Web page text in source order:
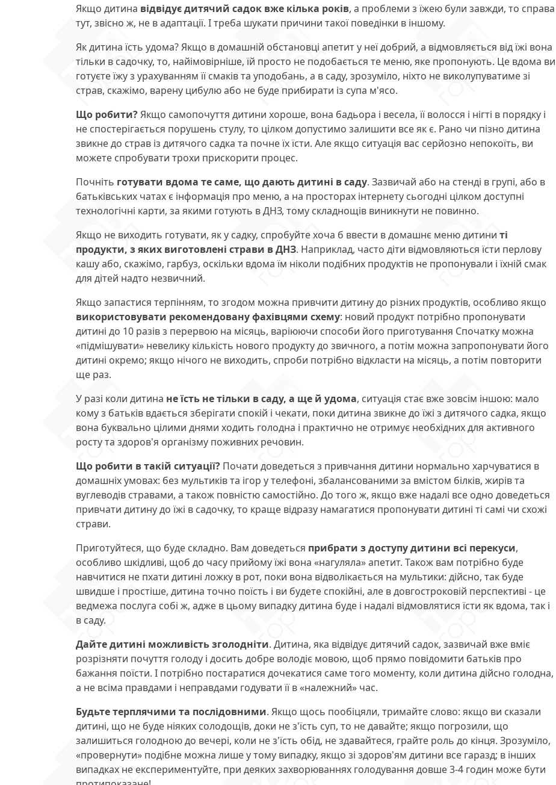
Якщо дитина відвідує дитячий садок вже кілька років, а проблеми з їжею були завжди, то справа
тут, звісно ж, не в адаптації. І треба шукати причини такої поведінки в іншому.
Як дитина їсть удома? Якщо в домашній обстановці апетит у неї добрий, а відмовляється від їжі вона
тільки в садочку, то, найімовірніше, їй просто не подобається те меню, яке пропонують. Це вдома ви
готуєте їжу з урахуванням її смаків та уподобань, а в саду, зрозуміло, ніхто не виколупуватиме зі
страв, скажімо, варену цибулю або не буде прибирати із супа м'ясо.
Що робити?Якщо самопочуття дитини хороше, вона бадьора і весела, її волосся і нігті в порядку і
не спостерігається порушень стулу, то цілком допустимо залишити все як є. Рано чи пізно дитина
звикне до страв із дитячого садка та почне їх їсти. Але якщо ситуація вас серйозно непокоїть, ви
можете спробувати трохи прискорити процес.
Почніть готувати вдома те саме, що дають дитині в саду. Зазвичай або на стенді в групі, або в
батьківських чатах є інформація про меню, а на просторах інтернету сьогодні цілком доступні
технологічні карти, за якими готують в ДНЗ, тому складнощів виникнути не повинно.
Якщо не виходить готувати, як у садку, спробуйте хоча б ввести в домашнє меню дитини ті
продукти, з яких виготовлені страви в ДНЗ. Наприклад, часто діти відмовляються їсти перлову
кашу або, скажімо, гарбуз, оскільки вдома їм ніколи подібних продуктів не пропонували і їхній смак
для дітей надто незвичний.
Якщо запастися терпінням, то згодом можна привчити дитину до різних продуктів, особливо якщо
використовувати рекомендовану фахівцями схему: новий продукт потрібно пропонувати
дитині до 10 разів з перервою на місяць, варіюючи способи його приготування Спочатку можна
«підмішувати» невелику кількість нового продукту до звичного, а потім можна запропонувати його
дитині окремо; якщо нічого не виходить, спроби потрібно відкласти на місяць, а потім повторити
ще раз.
У разі коли дитина не їсть не тільки в саду, а ще й удома, ситуація стає вже зовсім іншою: мало
кому з батьків вдається зберігати спокій і чекати, поки дитина звикне до їжі з дитячого садка, якщо
вона буквально цілими днями ходить голодна і практично не отримує необхідних для активного
росту та здоров'я організму поживних речовин.
Що робити в такій ситуації? Почати доведеться з привчання дитини нормально харчуватися в
домашніх умовах: без мультиків та ігор у телефоні, збалансованими за вмістом білків, жирів та
вуглеводів стравами, а також повністю самостійно. До того ж, якщо вже надалі все одно доведеться
привчати дитину до їжі в садочку, то краще відразу намагатися пропонувати дитині ті самі чи схожі
страви.
Приготуйтеся, що буде складно. Вам доведеться прибрати з доступу дитини всі перекуси,
особливо шкідливі, щоб до часу прийому їжі вона «нагуляла» апетит. Також вам потрібно буде
навчитися не пхати дитині ложку в рот, поки вона відволікається на мультики: дійсно, так буде
швидше і простіше, дитина точно поїсть і ви будете спокійні, але в довгостроковій перспективі - це
ведмежа послуга собі ж, адже в цьому випадку дитина буде і надалі відмовлятися їсти як вдома, так і
в саду.
Дайте дитині можливість зголодніти. Дитина, яка відвідує дитячий садок, зазвичай вже вміє
розрізняти почуття голоду і досить добре володіє мовою, щоб прямо повідомити батьків про
бажання поїсти. І потрібно постаратися дочекатися саме того моменту, коли дитина дійсно голодна,
а не всіма правдами і неправдами годувати її в «належний» час.
Будьте терплячими та послідовними. Якщо щось пообіцяли, тримайте слово: якщо ви сказали
дитині, що не буде ніяких солодощів, доки не з'їсть суп, то не давайте; якщо погрозили, що
залишиться голодною до вечері, коли не з'їсть обід, не здавайтеся, грайте роль до кінця. Зрозуміло,
«провернути» подібне можна лише у тому випадку, якщо зі здоров'ям дитини все гаразд; в інших
випадках не експериментуйте, при деяких захворюваннях голодування довше 3-4 годин може бути